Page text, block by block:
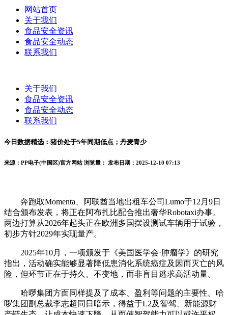
网站首页
关于我们
食品安全资讯
食品安全动态
联系我们
关于我们
食品安全资讯
食品安全动态
联系我们
今日数据精选：猪价处于5年同期低点；丹麦青少
来源：PP电子(中国区)官方网站 浏览量： 发布日期：2025-12-10 07:13
奔跑取Momenta、阿联酋当地出租车公司Lumo于12月9日
结合颁布发表，将正在阿布扎比配合推出奢华Robotaxi办事。
两边打算从2026年起头正在欧洲多国摆设测试车辆用于试验，
初步方针2029年实现量产。
2025年10月，一项颁发于《美国医学会·肿瘤学》的研究
指出，活动确实能够显著降低患消化系统癌症及因而灭亡的风
险，但环节正在于持久、不变地，而非盲目逃求高活动量。
哈啰集团方面同样提及了成本、盈利等问题的主要性。哈
啰集团副总裁李志超同日暗示，得益于L2及智驾、新能源财